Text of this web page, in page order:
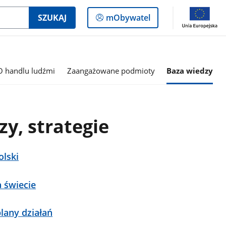
SZUKAJ
Logowanie
do
mObywatel
handlu ludźmi Zaangażowane podmioty Baza wiedzy
strategie
świecie
działań